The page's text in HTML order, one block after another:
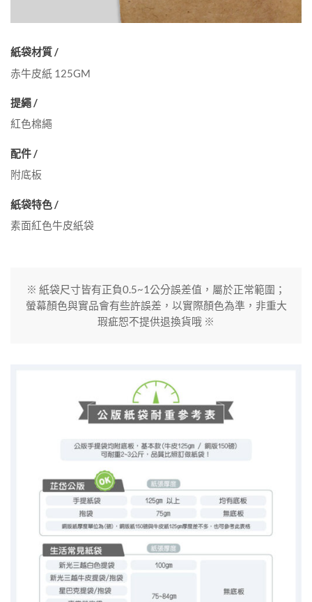
紙袋材質 /
赤牛皮紙 125GM
提繩 /
紅色棉繩
配件 /
附底板
紙袋特色 /
素面紅色牛皮紙袋
※ 紙袋尺寸皆有正負0.5~1公分誤差值，屬於正常範圍；
螢幕顏色與實品會有些許誤差，以實際顏色為準，非重大
瑕疵恕不提供退換貨哦 ※